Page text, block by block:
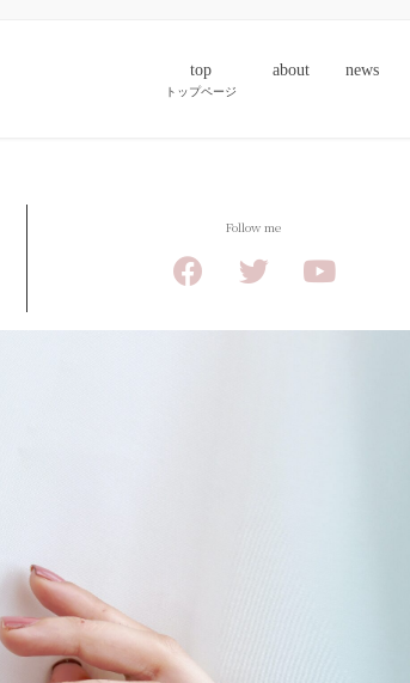
top
トップページ
about news
Follow me